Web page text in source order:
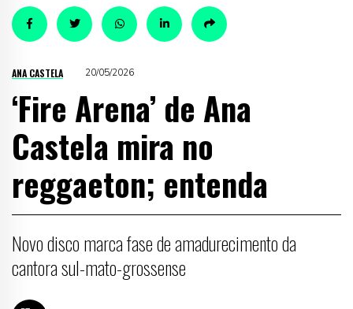
ANA CASTELA 20/05/2026
‘Fire Arena’ de Ana
Castela mira no
reggaeton; entenda
Novo disco marca fase de amadurecimento da
cantora sul-mato-grossense